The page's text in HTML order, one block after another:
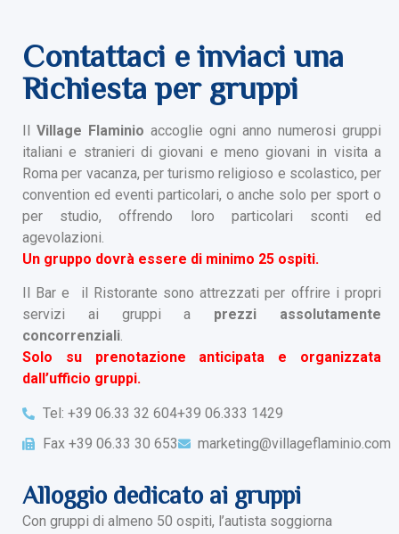
Contattaci e inviaci una
Richiesta per gruppi
Il Village Flaminio accoglie ogni anno numerosi gruppi
italiani e stranieri di giovani e meno giovani in visita a
Roma per vacanza, per turismo religioso e scolastico, per
convention ed eventi particolari, o anche solo per sport o
per studio, offrendo loro particolari sconti ed
agevolazioni.
Un gruppo dovrà essere di minimo 25 ospiti.
Il Bar e il Ristorante sono attrezzati per offrire i propri
servizi ai gruppi a prezzi assolutamente
concorrenziali.
Solo su prenotazione anticipata e organizzata
dall’ufficio gruppi.
Tel: +39 06.33 32 604+39 06.333 1429
Fax +39 06.33 30 653
marketing@villageflaminio.com
Alloggio dedicato ai gruppi
Con gruppi di almeno 50 ospiti, l’autista soggiorna